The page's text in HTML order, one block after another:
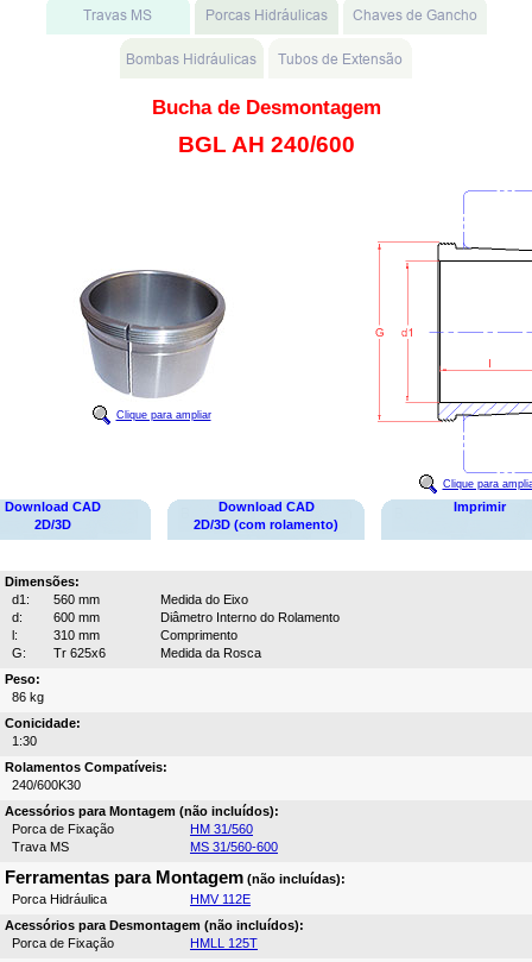
Bucha de Desmontagem
BGL AH 240/600
Clique para ampliar
Clique para
Download CAD
2D/3D
Download CAD
2D/3D (com rolamento)
Imprimir
Dimensões:
d1:
560 mm
Medida do Eixo
d:
600 mm
Diâmetro Interno do Rolamento
l:
310 mm
Comprimento
G:
Tr 625x6
Medida da Rosca
Peso:
86 kg
Conicidade:
1:30
Rolamentos Compatíveis:
240/600K30
Acessórios para Montagem (não incluídos):
Porca de Fixação
HM 31/560
Trava MS
MS 31/560-600
Ferramentas para Montagem (não incluídas):
Porca Hidráulica
HMV 112E
Acessórios para Desmontagem (não incluídos):
Porca de Fixação
HMLL 125T